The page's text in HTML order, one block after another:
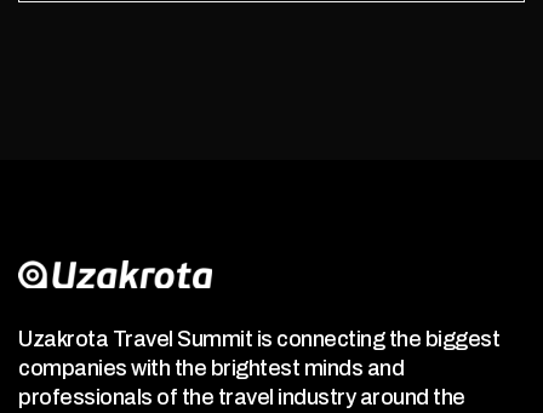
Uzakrota Travel Summit is connecting the biggest
companies with the brightest minds and
professionals of the travel industry around the